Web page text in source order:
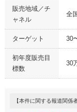
販売地域／チ
ャネル
全
ターゲット 30
初年度販売目
標数
30
【本件に関する報道関係